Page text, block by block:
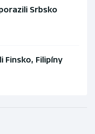
Srbsko
Finsko, Filipíny